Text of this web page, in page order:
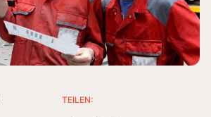
TEILEN: